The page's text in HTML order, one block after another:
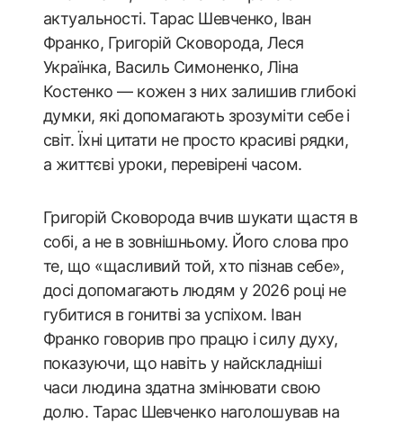
актуальності. Тарас Шевченко, Іван
Франко, Григорій Сковорода, Леся
Українка, Василь Симоненко, Ліна
Костенко — кожен з них залишив глибокі
думки, які допомагають зрозуміти себе і
світ. Їхні цитати не просто красиві рядки,
а життєві уроки, перевірені часом.
Григорій Сковорода вчив шукати щастя в
собі, а не в зовнішньому. Його слова про
те, що «щасливий той, хто пізнав себе»,
досі допомагають людям у 2026 році не
губитися в гонитві за успіхом. Іван
Франко говорив про працю і силу духу,
показуючи, що навіть у найскладніші
часи людина здатна змінювати свою
долю. Тарас Шевченко наголошував на